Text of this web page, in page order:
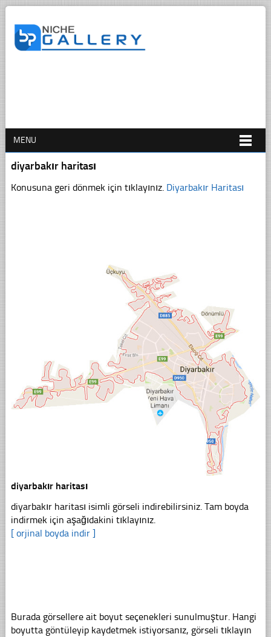
MENU
diyarbakır haritası
Konusuna geri dönmek için tıklayınız. Diyarbakır Haritası
diyarbakır haritası
diyarbakır haritası isimli görseli indirebilirsiniz. Tam boyda
indirmek için aşağıdakini tıklayınız.
[ orjinal boyda indir ]
Burada görsellere ait boyut seçenekleri sunulmuştur. Hangi
boyutta göntüleyip kaydetmek istiyorsanız, görseli tıklayın